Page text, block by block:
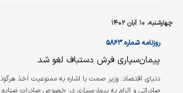
چهارشنبه، ۱۰ آبان ۱۴۰۲
روزنامه شماره ۵۸۶۳
پیمان‌سپاری فرش دستباف لغو شد
دنیای اقتصاد: وزیر صمت با اشاره به ممنوعیت اخذ
صادراتی و الزام به پیمان‌سپاری در خصوص صادرات